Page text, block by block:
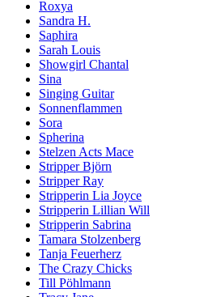
Roxya
Sandra H.
Saphira
Sarah Louis
Showgirl Chantal
Sina
Singing Guitar
Sonnenflammen
Sora
Spherina
Stelzen Acts Mace
Stripper Björn
Stripper Ray
Stripperin Lia Joyce
Stripperin Lillian Will
Stripperin Sabrina
Tamara Stolzenberg
Tanja Feuerherz
The Crazy Chicks
Till Pöhlmann